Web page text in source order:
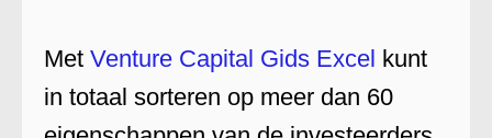
Met Venture Capital Gids Excel kunt
in totaal sorteren op meer dan 60